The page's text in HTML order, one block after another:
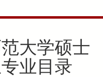
大学硕士
业目录